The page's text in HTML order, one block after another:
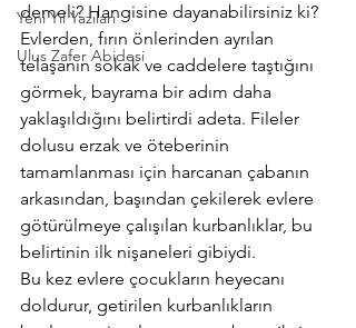
Yeni Yıl Yazıları
Ulus Zafer Abidesi
demeli? Hangisine dayanabilirsiniz ki?
Evlerden, fırın önlerinden ayrılan
telaşanın sokak ve caddelere taştığını
görmek, bayrama bir adım daha
yaklaşıldığını belirtirdi adeta. Fileler
dolusu erzak ve öteberinin
tamamlanması için harcanan çabanın
arkasından, başından çekilerek evlere
götürülmeye çalışılan kurbanlıklar, bu
belirtinin ilk nişaneleri gibiydi.
Bu kez evlere çocukların heyecanı
doldurur, getirilen kurbanlıkların